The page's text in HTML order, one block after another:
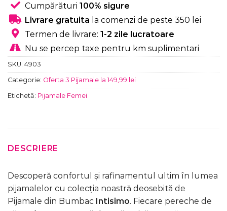
Cumpărături 100% sigure
Livrare gratuita la comenzi de peste 350 lei
Termen de livrare: 1-2 zile lucratoare
Nu se percep taxe pentru km suplimentari
SKU: 4903
Categorie: Oferta 3 Pijamale la 149,99 lei
Etichetă: Pijamale Femei
DESCRIERE
Descoperă confortul și rafinamentul ultim în lumea
pijamalelor cu colecția noastră deosebită de
Pijamale din Bumbac Intisimo. Fiecare pereche de